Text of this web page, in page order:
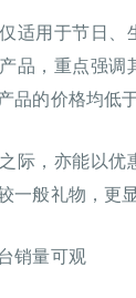
适用于节日
品，重点强
品的价格均低
际，亦能以
一般礼物，更
销量可观